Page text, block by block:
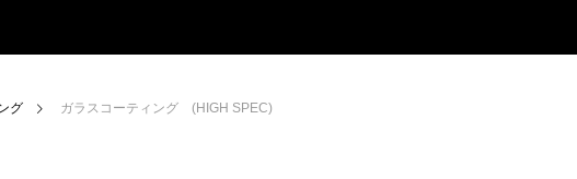
グ ガラスコーティング (HIGH SPEC)